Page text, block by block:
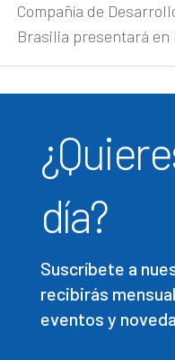
Compañía de
Brasilia presentará
día?
Suscríbete a
recibirás
eventos y